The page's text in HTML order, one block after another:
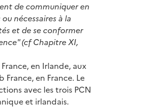
de communiquer en
nécessaires à la
et de se conformer
(cf Chapitre XI,
en Irlande, aux
en France. Le
avec les trois PCN
et irlandais.